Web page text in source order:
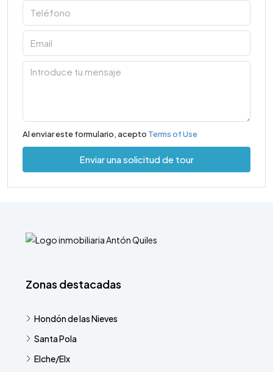
Al enviar este formulario, acepto Terms of Use
Enviar una solicitud de tour
Zonas destacadas
Hondón de las Nieves
Santa Pola
Elche/Elx